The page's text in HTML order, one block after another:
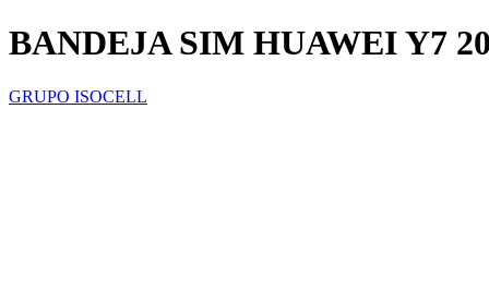
BANDEJA SIM HUAWEI Y7
GRUPO ISOCELL